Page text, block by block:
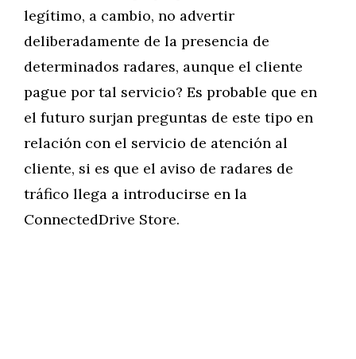
legítimo, a cambio, no advertir
deliberadamente de la presencia de
determinados radares, aunque el cliente
pague por tal servicio? Es probable que en
el futuro surjan preguntas de este tipo en
relación con el servicio de atención al
cliente, si es que el aviso de radares de
tráfico llega a introducirse en la
ConnectedDrive Store.